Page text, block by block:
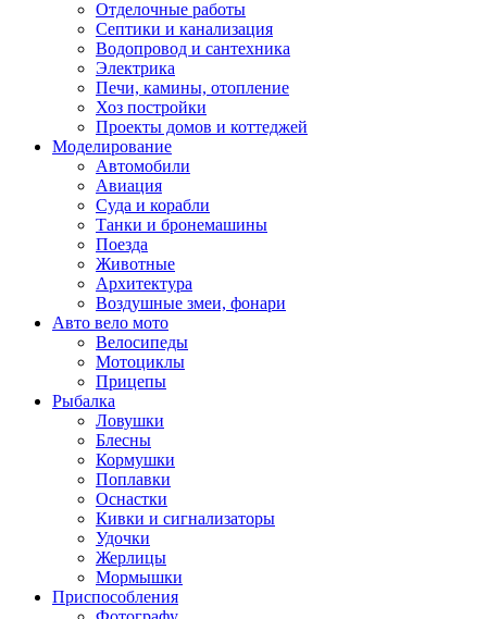
Отделочные работы
Септики и канализация
Водопровод и сантехника
Электрика
Печи, камины, отопление
Хоз постройки
Проекты домов и коттеджей
Моделирование
Автомобили
Авиация
Суда и корабли
Танки и бронемашины
Поезда
Животные
Архитектура
Воздушные змеи, фонари
Авто вело мото
Велосипеды
Мотоциклы
Прицепы
Рыбалка
Ловушки
Блесны
Кормушки
Поплавки
Оснастки
Кивки и сигнализаторы
Удочки
Жерлицы
Мормышки
Приспособления